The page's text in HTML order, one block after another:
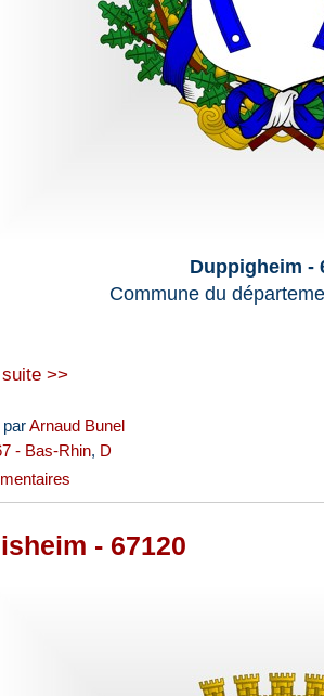
Duppigheim -
Commune du
>>
parArnaud Bunel
- Bas-Rhin, D
- 67120